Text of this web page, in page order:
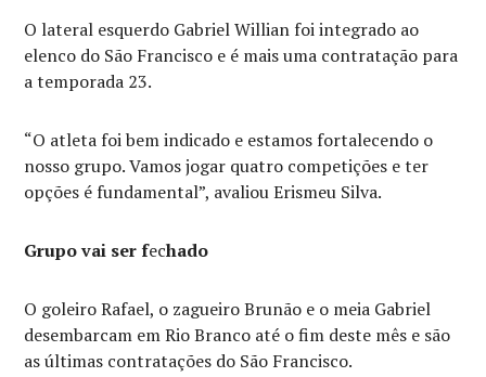
O lateral esquerdo Gabriel Willian foi integrado ao
elenco do São Francisco e é mais uma contratação para
a temporada 23.
“O atleta foi bem indicado e estamos fortalecendo o
nosso grupo. Vamos jogar quatro competições e ter
opções é fundamental”, avaliou Erismeu Silva.
Grupo vai ser fechado
O goleiro Rafael, o zagueiro Brunão e o meia Gabriel
desembarcam em Rio Branco até o fim deste mês e são
as últimas contratações do São Francisco.